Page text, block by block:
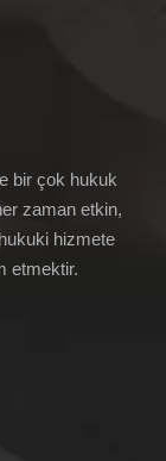
bir çok hukuk
zaman etkin,
hizmete
etmektir.